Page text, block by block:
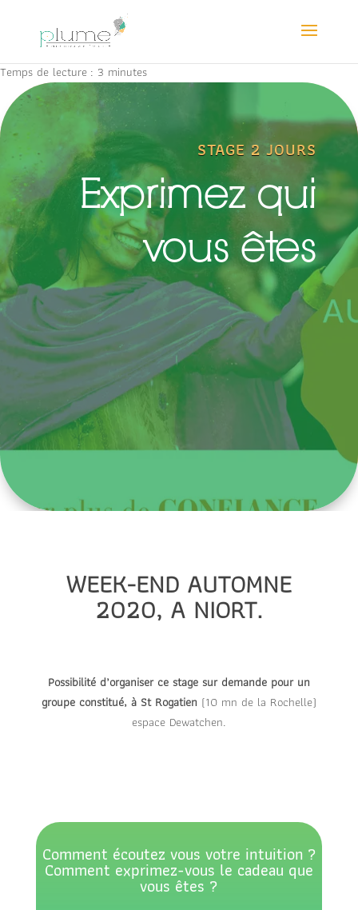
Temps de lecture : 3 minutes
STAGE 2 JOURS
Exprimez qui
vous êtes
WEEK-END AUTOMNE
2020, A NIORT.
Possibilité d’organiser ce stage sur demande pour un
groupe constitué, à St Rogatien (10 mn de la Rochelle)
espace Dewatchen.
Comment écoutez vous votre intuition ?
Comment exprimez-vous le cadeau que
vous êtes ?